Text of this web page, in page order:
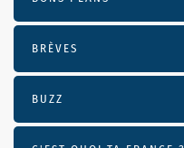
BRÈVES
BUZZ